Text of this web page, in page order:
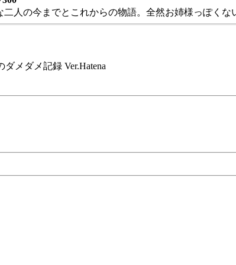
人の今までとこれからの物語。全然お姉様っぽくな
メダメ記録 Ver.Hatena